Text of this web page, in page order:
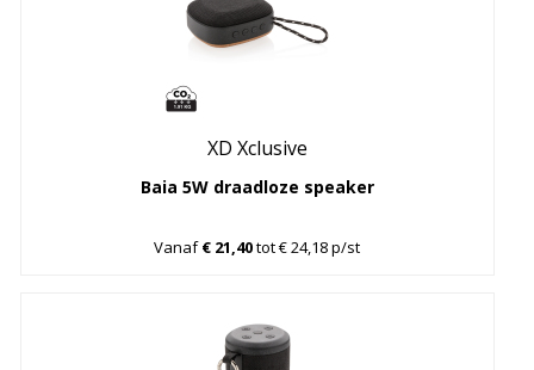
XD Xclusive
Baia 5W draadloze speaker
Vanaf€ 21,40tot € 24,18 p/st